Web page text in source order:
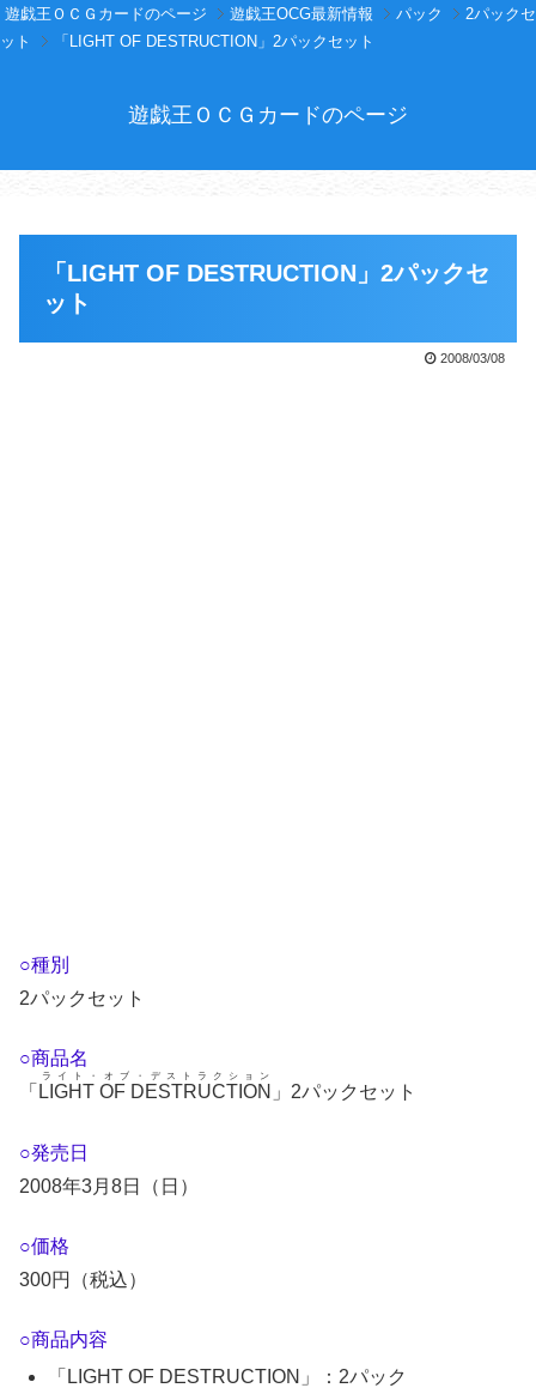
遊戯王ＯＣＧカードのページ 遊戯王OCG最新情報 パック
2パックセ
ット
「LIGHT OF DESTRUCTION」2パックセット
遊戯王ＯＣＧカードのページ
「LIGHT OF DESTRUCTION」2パックセ
ット
2008/03/08
○種別
2パックセット
○商品名
「 LIGHT OF DESTRUCTION
ライト・オブ・デストラクション
」2パックセット
○発売日
2008年3月8日（日）
○価格
300円（税込）
○商品内容
「LIGHT OF DESTRUCTION」：2パック